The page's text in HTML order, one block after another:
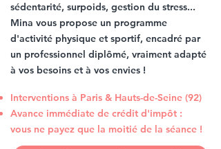
sédentarité, surpoids, gestion du stress...
Mina vous propose un programme
d'activité physique et sportif, encadré par
un professionnel diplômé, vraiment adapté
à vos besoins et à vos envies !
Interventions à Paris & Hauts-de-Seine (92)
Avance immédiate de crédit d'impôt :
vous ne payez que la moitié de la séance !